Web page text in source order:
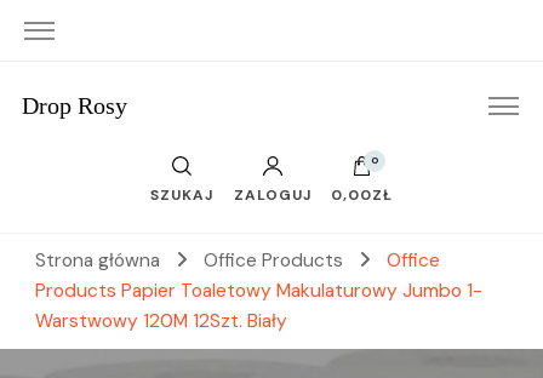
Drop Rosy
SZUKAJ ZALOGUJ
0
0,00ZŁ
Strona główna Office Products
Office
Products Papier Toaletowy Makulaturowy Jumbo 1-
Warstwowy 120M 12Szt. Biały